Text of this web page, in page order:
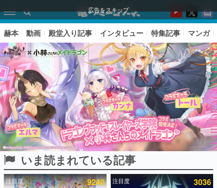
広告をスキップ
ピックアップ
赫本 動画 殿堂入り記事 インタビュー 特集記事 マンガ
いま読まれている記事
注目度 9240 注目度 3036